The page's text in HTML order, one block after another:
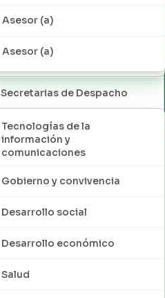
Asesor (a)
Asesor (a)
Secretarias de Despacho
Tecnologías de la
información y
comunicaciones
Gobierno y convivencia
Desarrollo social
Desarrollo económico
Salud